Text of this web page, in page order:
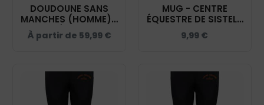
DOUDOUNE SANS
MANCHES (HOMME) -
CENTRE ÉQUESTRE DE
SISTELS - NOIR -
À partir de 59,99 €
MUG - CENTRE
ÉQUESTRE DE SISTELS
- MUG001
9,99 €